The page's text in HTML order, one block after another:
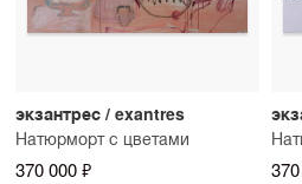
экзантрес / exantres
Натюрморт с цветами
370 000 ₽